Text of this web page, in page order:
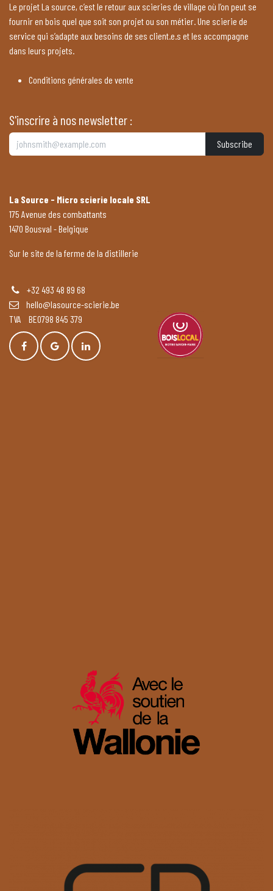
Le projet La source, c’est le retour aux scieries de village où l’on peut se
fournir en bois quel que soit son projet ou son métier. Une scierie de
service qui s’adapte aux besoins de ses client.e.s et les accompagne
dans leurs projets.
Conditions générales de vente
S'inscrire à nos newsletter :
Subscribe
La Source - Micro scierie locale SRL
175 Avenue des combattants
1470 Bousval - Belgique
Sur le site de la ferme de la distillerie
+32 493 48 89 68
hello@lasource-scierie.be
TVA BE0798 845 379